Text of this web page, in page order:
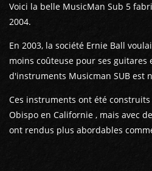
Voici la belle MusicMan Sub 5
2004.
En 2003, la société Ernie Ball
moins coûteuse pour ses guitares
d'instruments Musicman SUB est
Ces instruments ont été
Obispo en Californie , mais avec
ont rendus plus abordables